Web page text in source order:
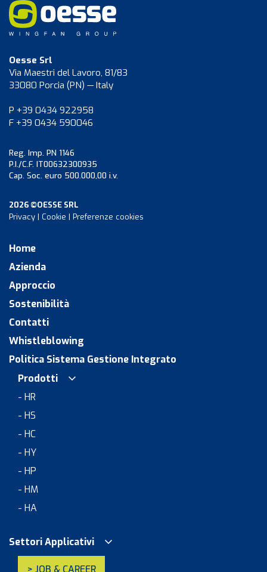
Oesse Srl
Via Maestri del Lavoro, 81/83
33080 Porcia (PN) — Italy
P +39 0434 922958
F +39 0434 590046
Reg. Imp. PN 1146
P.I./C.F. IT00632300935
Cap. Soc. euro 500.000,00 i.v.
2026 ©OESSE SRL
Privacy | Cookie | Preferenze cookies
Home
Azienda
Approccio
Sostenibilità
Contatti
Whistleblowing
Politica Sistema Gestione Integrato
Prodotti
- HR
- HS
- HC
- HY
- HP
- HM
- HA
Settori Applicativi
> JOB & CAREER